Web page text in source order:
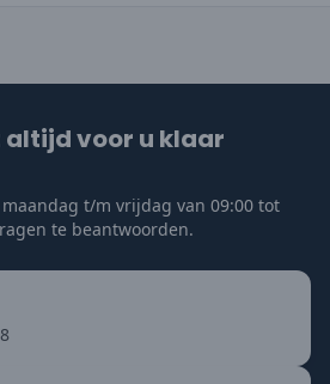
voor u klaar
t/m vrijdag van 09:00 tot
te beantwoorden.